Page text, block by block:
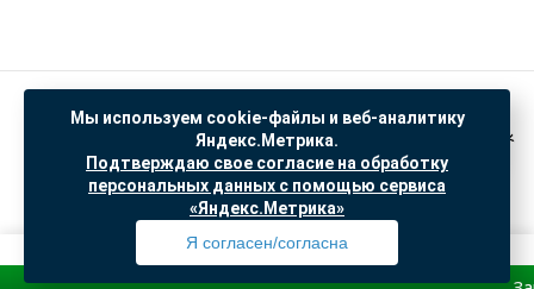
Политика обработки персональных данных
Согласие на обработку данных Яндекс Метрика
"© ООО “САНТЕХГИД”, 2026. Все права защищены. Предложение не является публичной
офертой, цены и информация на сайте ознакомительные
Доработка и продвижение вSO.USE
Мы используем cookie-файлы и веб-аналитику
Яндекс.Метрика.
Подтверждаю свое согласие на обработку
персональных данных с помощью сервиса
«Яндекс.Метрика»
Я согласен/согласна